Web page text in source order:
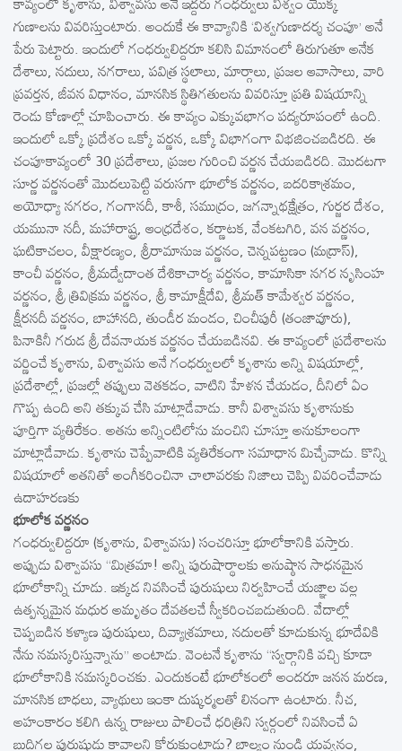
గుణాలను వివరిస్తుంటారు. అందుకే ఈ కావ్యానికి ‘విశ్వగుణాదర్శ చంపూ’ అనే
పేరు పెట్టారు. ఇందులో గంధర్వులిద్దరూ కలిసి విమానంలో తిరుగుతూ అనేక
దేశాలు, నదులు, నగరాలు, పవిత్ర స్థలాలు, మార్గాలు, ప్రజల ఆవాసాలు, వారి
ప్రవర్తన, జీవన విధానం, మానసిక స్థితిగతులను వివరిస్తూ ప్రతి విషయాన్ని
రెండు కోణాల్లో చూపించారు. ఈ కావ్యం ఎక్కువభాగం పద్యరూపంలో ఉంది.
ఇందులో ఒక్కో ప్రదేశం ఒక్కో వర్ణన, ఒక్కో విభాగంగా విభజించబడిరది. ఈ
చంపూకావ్యంలో 30 ప్రదేశాలు, ప్రజల గురించి వర్ణన చేయబడిరది. మొదటగా
సూర్ణ వర్ణనంతో మొదలుపెట్టి వరుసగా భూలోక వర్ణనం, బదరికాశ్రమం,
అయోధ్యా నగరం, గంగానదీ, కాశీ, సముద్రం, జగన్నాథక్షేత్రం, గుర్జర దేశం,
యమునా నదీ, మహారాష్ట్ర, ఆంధ్రదేశం, కర్ణాటక, వేంకటగిరి, వన వర్ణనం,
ఘటికాచలం, వీక్షారణ్యం, శ్రీరామానుజ వర్ణనం, చెన్నపట్టణం (మద్రాస్‌),
కాంచీ వర్ణనం, శ్రీమద్వేదాంత దేశికాచార్య వర్ణనం, కామాసికా నగర నృసింహ
వర్ణనం, శ్రీ త్రివిక్రమ వర్ణనం, శ్రీ కామాక్షీదేవి, శ్రీమత్‌ కామేశ్వర వర్ణనం,
క్షీరనదీ వర్ణనం, బాహానది, తుండీర మండం, చించీపురీ (తంజావూరు),
పినాకినీ గరుడ శ్రీ దేవనాయక వర్ణనం చేయబడినవి. ఈ కావ్యంలో ప్రదేశాలను
వర్ణించే కృశాను, విశ్వావసు అనే గంధర్వులలో కృశాను అన్ని విషయాల్లో,
ప్రదేశాల్లో, ప్రజల్లో తప్పులు వెతకడం, వాటిని హేళన చేయడం, దీనిలో ఏం
గొప్ప ఉంది అని తక్కువ చేసి మాట్లాడేవాడు. కానీ విశ్వావసు కృశానుకు
పూర్తిగా వ్యతిరేకం. అతను అన్నింటిలోను మంచిని చూస్తూ అనుకూలంగా
మాట్లాడేవాడు. కృశాను చెప్పేవాటికి వ్యతిరేకంగా సమాధాన మిచ్చేవాడు. కొన్ని
విషయాలో అతనితో అంగీకరించినా చాలావరకు నిజాలు చెప్పి వివరించేవాడు
ఉదాహరణకు
భూలోక వర్ణనం
గంధర్వులిద్దరూ (కృశాను, విశ్వావసు) సంచరిస్తూ భూలోకానికి వస్తారు.
అప్పుడు విశ్వావసు ‘‘మిత్రమా! అన్ని పురుషార్థాలకు అనుష్ఠాన సాధనమైన
భూలోకాన్ని చూడు. ఇక్కడ నివసించే పురుషులు నిర్వహించే యజ్ఞాల వల్ల
ఉత్పన్నమైన మధుర అమృతం దేవతలచే స్వీకరించబడుతుంది. వేదాల్లో
చెప్పబడిన కళ్యాణ పురుషులు, దివ్యాశ్రమాలు, నదులతో కూడుకున్న భూదేవికి
నేను నమస్కరిస్తున్నాను’’ అంటాడు. వెంటనే కృశాను ‘‘స్వర్గానికి వచ్చి కూడా
భూలోకానికి నమస్కరించకు. ఎందుకంటే భూలోకంలో అందరూ జనన మరణ,
మానసిక బాధలు, వ్యాథులు ఇంకా దుష్కర్మలతో లినంగా ఉంటారు. నీచ,
అహంకారం కలిగి ఉన్న రాజులు పాలించే ధరిత్రిని స్వర్గంలో నివసించే ఏ
బుద్ధిగల పురుషుడు కావాలని కోరుకుంటాడు? బాల్యం నుండి యవ్వనం,